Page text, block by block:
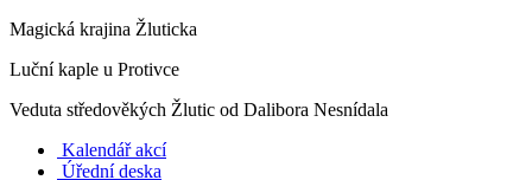
Magická krajina Žluticka
Luční kaple u Protivce
Veduta středověkých Žlutic od Dalibora Nesnídala
Kalendář akcí
Úřední deska